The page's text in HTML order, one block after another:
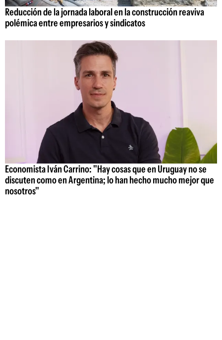
Reducción de la jornada laboral en la construcción reaviva
polémica entre empresarios y sindicatos
Economista Iván Carrino: "Hay cosas que en Uruguay no se
discuten como en Argentina; lo han hecho mucho mejor que
nosotros"